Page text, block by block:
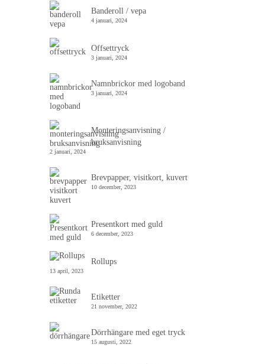
Banderoll / vepa
4 januari, 2024
Offsettryck
3 januari, 2024
Namnbrickor med logoband
3 januari, 2024
Monteringsanvisning /
bruksanvisning
2 januari, 2024
Brevpapper, visitkort, kuvert
10 december, 2023
Presentkort med guld
6 december, 2023
Rollups
13 april, 2023
Etiketter
21 november, 2022
Dörrhängare med eget tryck
15 augusti, 2022